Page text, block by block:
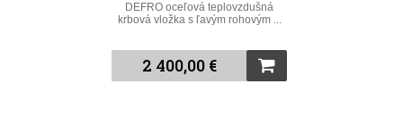
DEFRO oceľová teplovzdušná
krbová vložka s ľavým rohovým ...
2 400,00 €